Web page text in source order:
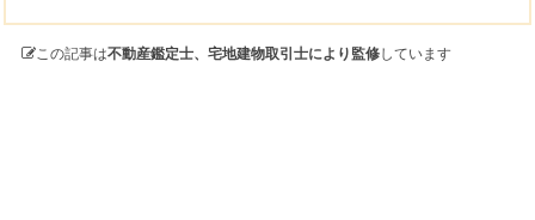
この記事は不動産鑑定士、宅地建物取引士により監修しています